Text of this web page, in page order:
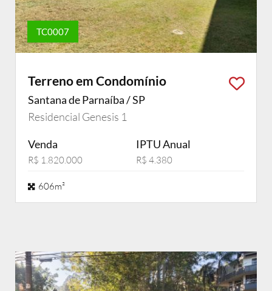
TC0007
Terreno em Condomínio
Santana de Parnaíba / SP
Residencial Genesis 1
Venda
R$ 1.820.000
IPTU Anual
R$ 4.380
606m²